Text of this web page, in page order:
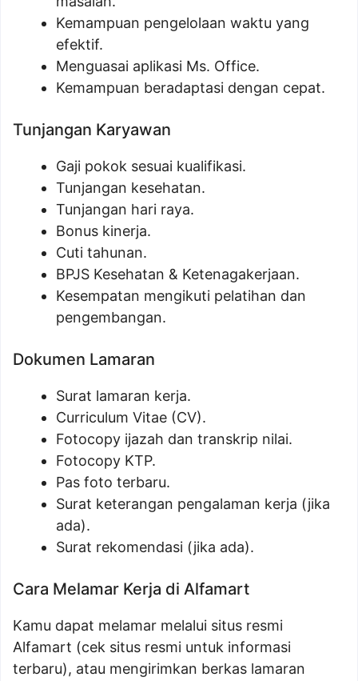
Kemampuan pengelolaan waktu yang
efektif.
Menguasai aplikasi Ms. Office.
Kemampuan beradaptasi dengan cepat.
Tunjangan Karyawan
Gaji pokok sesuai kualifikasi.
Tunjangan kesehatan.
Tunjangan hari raya.
Bonus kinerja.
Cuti tahunan.
BPJS Kesehatan & Ketenagakerjaan.
Kesempatan mengikuti pelatihan dan
pengembangan.
Dokumen Lamaran
Surat lamaran kerja.
Curriculum Vitae (CV).
Fotocopy ijazah dan transkrip nilai.
Fotocopy KTP.
Pas foto terbaru.
Surat keterangan pengalaman kerja (jika
ada).
Surat rekomendasi (jika ada).
Cara Melamar Kerja di Alfamart
Kamu dapat melamar melalui situs resmi
Alfamart (cek situs resmi untuk informasi
terbaru), atau mengirimkan berkas lamaran